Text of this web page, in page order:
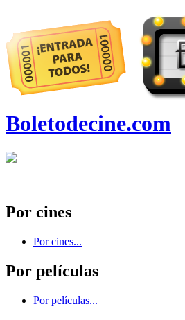
Boletodecine.com
Por cines
Por cines...
Por películas
Por películas...